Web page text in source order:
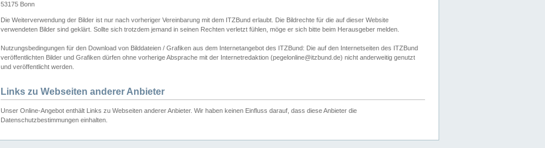
53175 Bonn
Die Weiterverwendung der Bilder ist nur nach vorheriger Vereinbarung mit dem ITZBund erlaubt. Die Bildrechte für die auf dieser Website
verwendeten Bilder sind geklärt. Sollte sich trotzdem jemand in seinen Rechten verletzt fühlen, möge er sich bitte beim Herausgeber melden.
Nutzungsbedingungen für den Download von Bilddateien / Grafiken aus dem Internetangebot des ITZBund: Die auf den Internetseiten des ITZBund
veröffentlichten Bilder und Grafiken dürfen ohne vorherige Absprache mit der Internetredaktion (pegelonline@itzbund.de) nicht anderweitig genutzt
und veröffentlicht werden.
Links zu Webseiten anderer Anbieter
Unser Online-Angebot enthält Links zu Webseiten anderer Anbieter. Wir haben keinen Einfluss darauf, dass diese Anbieter die
Datenschutzbestimmungen einhalten.